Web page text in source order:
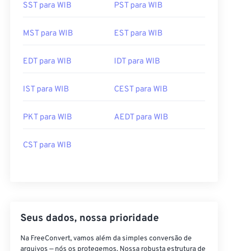
SST para WIB PST para WIB
MST para WIB EST para WIB
EDT para WIB IDT para WIB
IST para WIB CEST para WIB
PKT para WIB AEDT para WIB
CST para WIB
Seus dados, nossa prioridade
Na FreeConvert, vamos além da simples conversão de
arquivos — nós os protegemos. Nossa robusta estrutura de